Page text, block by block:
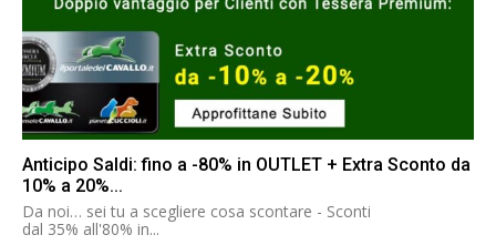
Anticipo Saldi: fino a -80% in OUTLET + Extra Sconto da
10% a 20%...
Da noi… sei tu a scegliere cosa scontare - Sconti
dal 35% all'80% in...